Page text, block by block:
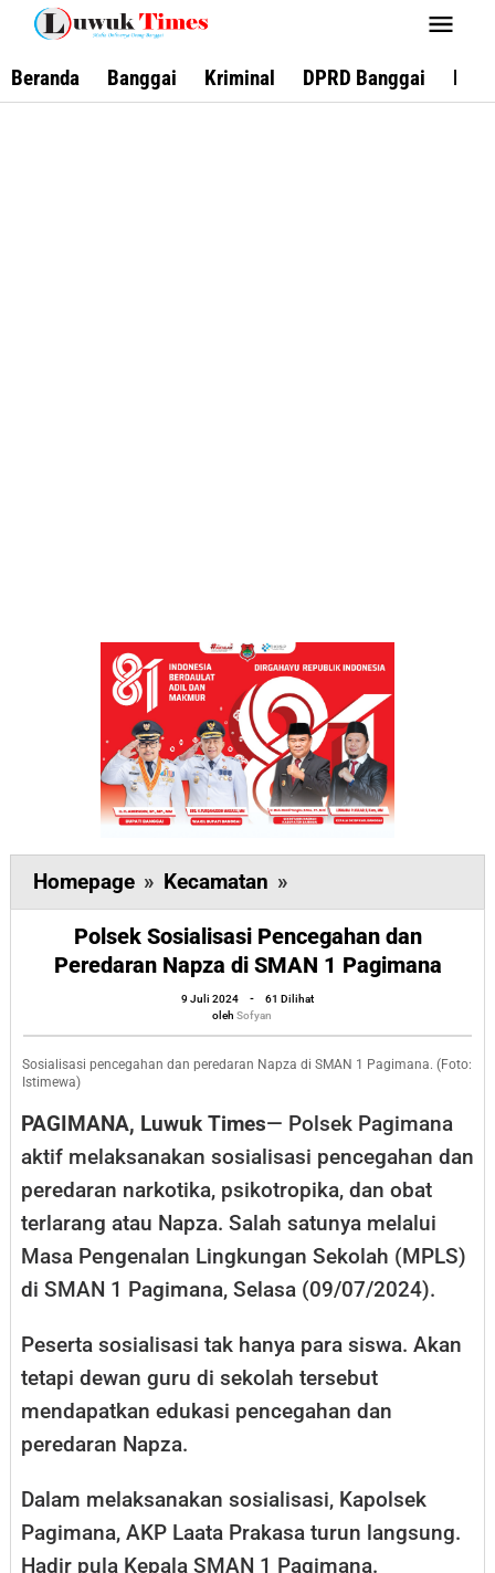
Lewati
konten
Beranda Banggai Kriminal DPRD Banggai
Homepage » Kecamatan »
Sosialisasi
Pencegahan
dan
Peredaran
Napza
di
1
Pagimana
Polsek Sosialisasi Pencegahan dan
Peredaran Napza di SMAN 1 Pagimana
9 Juli 2024
oleh
Sofyan
-
61 Dilihat
oleh Sofyan
Sosialisasi pencegahan dan peredaran Napza di SMAN 1 Pagimana. (Foto:
Istimewa)
PAGIMANA, Luwuk Times— Polsek Pagimana
aktif melaksanakan sosialisasi pencegahan dan
peredaran narkotika, psikotropika, dan obat
terlarang atau Napza. Salah satunya melalui
Masa Pengenalan Lingkungan Sekolah (MPLS)
di SMAN 1 Pagimana, Selasa (09/07/2024).
Peserta sosialisasi tak hanya para siswa. Akan
tetapi dewan guru di sekolah tersebut
mendapatkan edukasi pencegahan dan
peredaran Napza.
Dalam melaksanakan sosialisasi, Kapolsek
Pagimana, AKP Laata Prakasa turun langsung.
Hadir pula Kepala SMAN 1 Pagimana.